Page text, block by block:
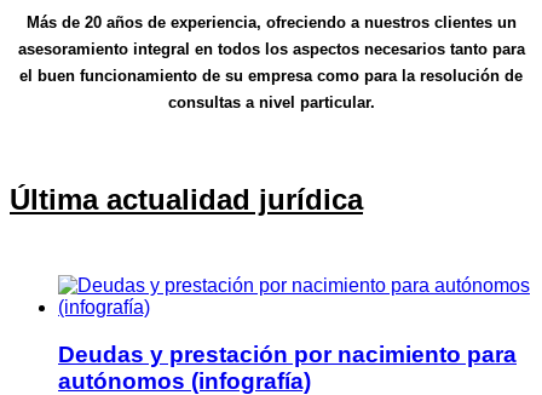
Más de 20 años de experiencia, ofreciendo a nuestros clientes un
asesoramiento integral en todos los aspectos necesarios tanto para
el buen funcionamiento de su empresa como para la resolución de
consultas a nivel particular.
Última actualidad jurídica
Deudas y prestación por nacimiento para
autónomos (infografía)